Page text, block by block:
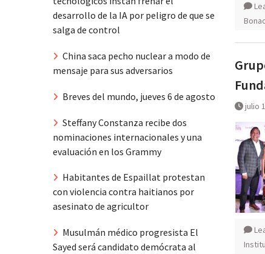
julio
desarrollo de la IA por peligro de que se
salga de control
China saca pecho nuclear a modo de
mensaje para sus adversarios
Breves del mundo, jueves 6 de agosto
Steffany Constanza recibe dos
nominaciones internacionales y una
evaluación en los Grammy
Habitantes de Espaillat protestan
con violencia contra haitianos por
asesinato de agricultor
Musulmán médico progresista El
Sayed será candidato demócrata al